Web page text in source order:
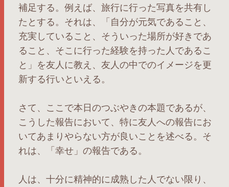
補足する。例えば、旅行に行った写真を共有し
たとする。それは、「自分が元気であること、
充実していること、そういった場所が好きであ
ること、そこに行った経験を持った人であるこ
と」を友人に教え、友人の中でのイメージを更
新する行いといえる。
さて、ここで本日のつぶやきの本題であるが、
こうした報告において、特に友人への報告にお
いてあまりやらない方が良いことを述べる。そ
れは、「幸せ」の報告である。
人は、十分に精神的に成熟した人でない限り、